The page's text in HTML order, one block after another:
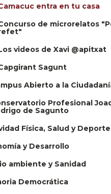
entra en tu casa
de microrelatos
videos de Xavi @apitxat
Sagunt
Abierto a la
Profesional
de Sagunto
Física, Salud y
y Desarrollo
ambiente y Sanidad
Democrática